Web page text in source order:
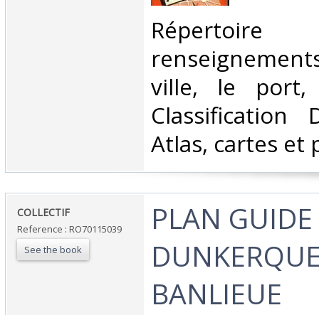
ville, le port,
Classification
Atlas, cartes et
‎COLLECTIF‎
Reference : RO70115039
See the book
‎PLAN
BANLIEUE‎